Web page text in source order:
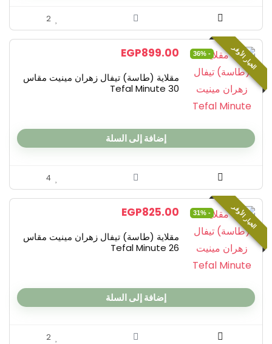
2
الخيار الأوفر - 36%
EGP899.00
مقلاية (طاسة) تيفال زهران مينيت مقاس
30 Tefal Minute
إضافة إلى السلة
4
الخيار الأوفر - 31%
EGP825.00
مقلاية (طاسة) تيفال زهران مينيت مقاس
26 Tefal Minute
إضافة إلى السلة
2